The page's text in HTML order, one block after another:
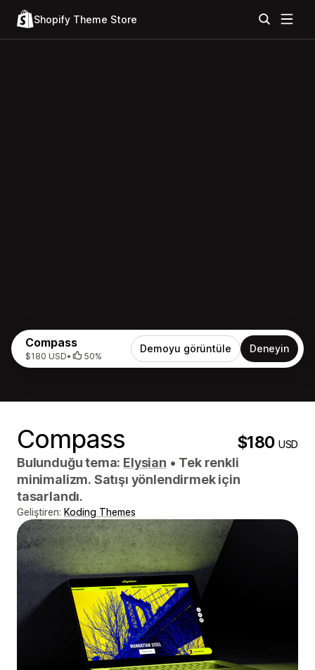
Shopify Theme Store
Compass
$180 USD• 50%
Demoyu görüntüle Deneyin
Compass $180USD
Bulunduğu tema: Elysian • Tek renkli
minimalizm. Satışı yönlendirmek için
tasarlandı.
Geliştiren: Koding Themes